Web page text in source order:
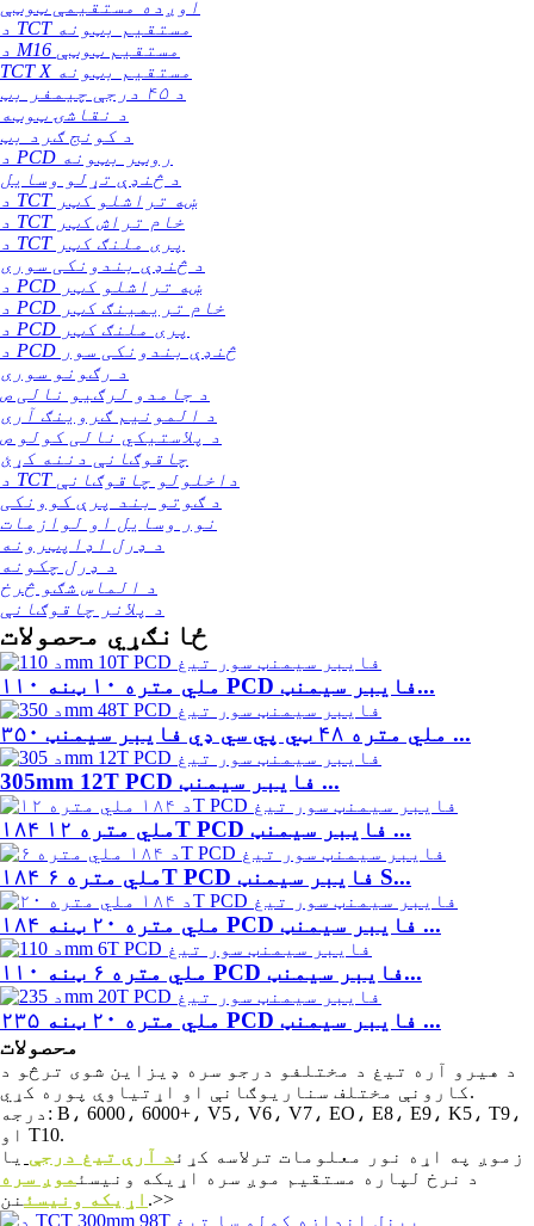
اوږده مستقیمې ټوټې
د TCT مستقیم بټونه
د M16 مستقیم ټوټې
TCT X مستقیم بټونه
د ۴۵ درجې چیمفر بټ
د نقاشۍ ټوټه
د کونج ګرد بټ
د PCD روټر بټونه
د څنډې تړلو وسایل
د TCT ښه تراشلو کټر
د TCT خام تراش کټر
د TCT پری ملنګ کټر
د څنډې بندونکی سوری
د PCD ښه تراشلو کټر
د PCD خام تریمینګ کټر
د PCD پری ملنګ کټر
د PCD څنډې بندونکی سور
د رګونو سوری
د جامدو لرګیو نالی ص
د المونیم ګروینګ آری
د پلاستيکي نالی کولو ص
چاقوګانې دننه کړئ
د TCT داخلولو چاقوګانې
د ګوتو بند پرې کوونکی
نور وسایل او لوازمات
د ډرل اډاپټرونه
د ډرل چکونه
د الماس شګو څرخ
د پلانر چاقوګانې
ځانګړي محصولات
۱۱۰ ملي متره ۱۰ ټنه PCD فایبر سیمنټ...
۳۵۰ ملي متره ۴۸ ټي پي سي ډي فایبر سیمنټ ...
305mm 12T PCD فایبر سیمنټ ...
۱۸۴ ملي متره ۱۲T PCD فایبر سیمنټ ...
۱۸۴ ملي متره ۶T PCD فایبر سیمنټ S...
۱۸۴ ملي متره ۲۰ ټنه PCD فایبر سیمنټ ...
۱۱۰ ملي متره ۶ ټنه PCD فایبر سیمنټ...
۲۳۵ ملي متره ۲۰ ټنه PCD فایبر سیمنټ ...
محصولات
د هیرو آره تیغ د مختلفو درجو سره ډیزاین شوی ترڅو د
کارونې مختلف سناریوګانې او اړتیاوې پوره کړي.
درجه: B، 6000، 6000+، V5، V6، V7، EO، E8، E9، K5، T9،
او T10.
زموږ په اړه نور معلومات ترلاسه کړئد آرې تیغ درجې یا
د نرخ لپاره مستقیم موږ سره اړیکه ونیسئموږ سره
اړیکه ونیسئ نن.>>